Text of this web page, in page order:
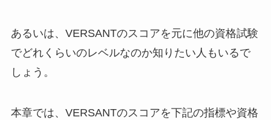
あるいは、VERSANTのスコアを元に他の資格試験
でどれくらいのレベルなのか知りたい人もいるで
しょう。
本章では、VERSANTのスコアを下記の指標や資格